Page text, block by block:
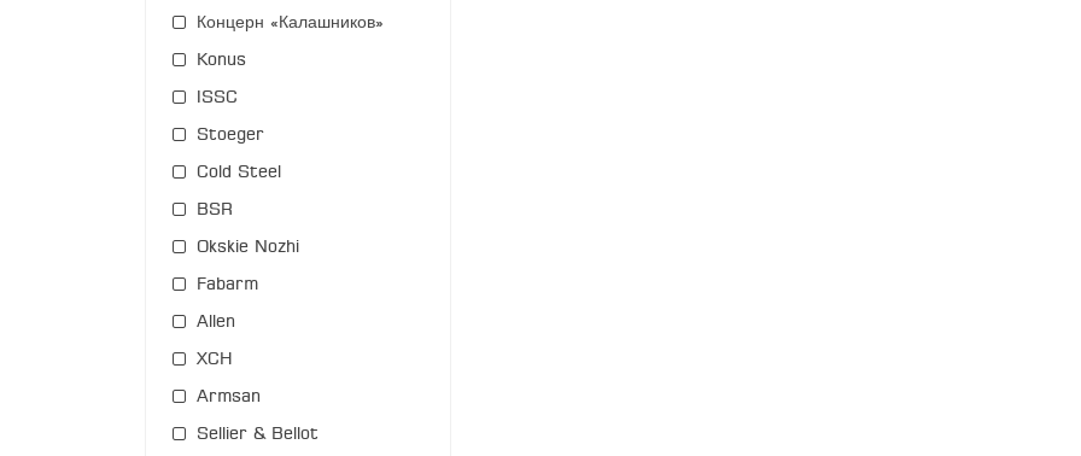
Концерн «Калашников»
Konus
ISSC
Stoeger
Cold Steel
BSR
Okskie Nozhi
Fabarm
Allen
XCH
Armsan
Sellier & Bellot